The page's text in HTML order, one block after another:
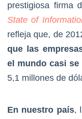
prestigiosa firma
State of
refleja que, de
que las
el mundo casi se
5,1 millones de
En nuestro país,